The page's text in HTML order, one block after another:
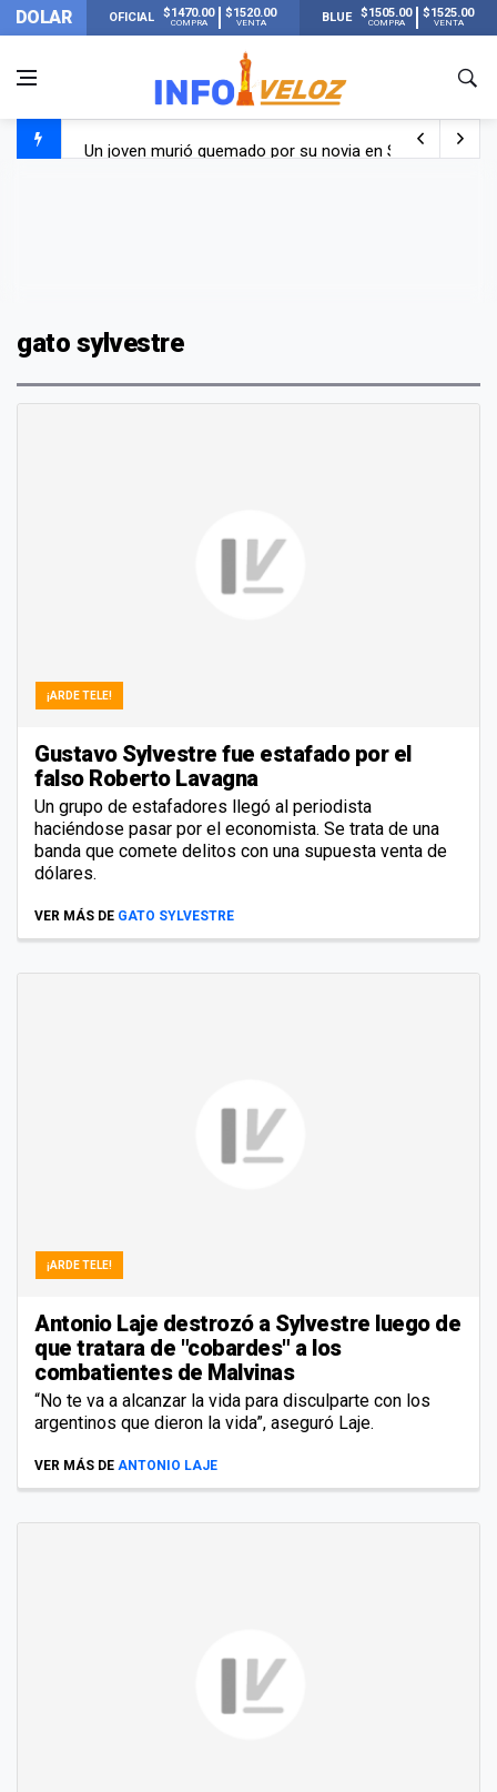
DOLAR OFICIAL $1470.00
COMPRA
$1520.00
VENTA BLUE $1505.00
COMPRA
$1525.00
VENTA
Un joven murió quemado por su novia en San Luis:
gato sylvestre
¡ARDE TELE!
Gustavo Sylvestre fue estafado por el
falso Roberto Lavagna
Un grupo de estafadores llegó al periodista
haciéndose pasar por el economista. Se trata de una
banda que comete delitos con una supuesta venta de
dólares.
VER MÁS DE GATO SYLVESTRE
¡ARDE TELE!
Antonio Laje destrozó a Sylvestre luego de
que tratara de "cobardes" a los
combatientes de Malvinas
“No te va a alcanzar la vida para disculparte con los
argentinos que dieron la vida”, aseguró Laje.
VER MÁS DE ANTONIO LAJE